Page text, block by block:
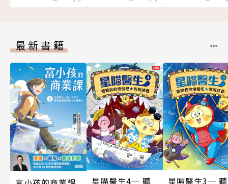
最新書籍
星喵醫生4─ 聽
星喵醫生3─ 聽